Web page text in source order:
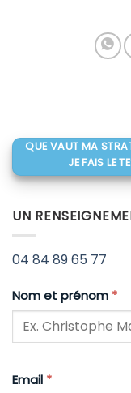
QUE VAUT MA
JE FAIS LE
UN
04 84 89 65 77
Nom et prénom *
Email *